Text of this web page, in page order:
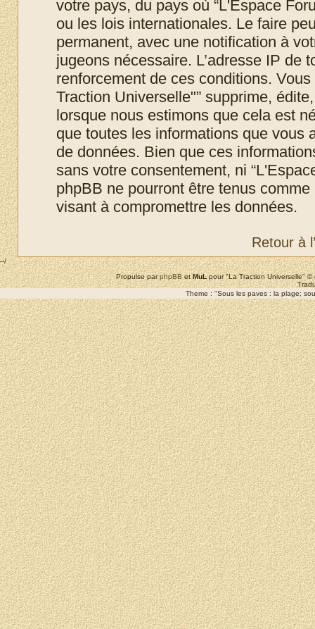
votre pays, du pays où “L'Espace
ou les lois internationales. Le faire
permanent, avec une notification à
jugeons nécessaire. L’adresse IP de
renforcement de ces conditions.
Traction Universelle"” supprime,
lorsque nous estimons que cela est
que toutes les informations que vous
de données. Bien que ces
sans votre consentement, ni
phpBB ne pourront être tenus
visant à compromettre les données.
Retour à
--/
Propulse parphpBBetMuLpour "La Traction Universelle"
Theme : "Sous les paves : la plage;